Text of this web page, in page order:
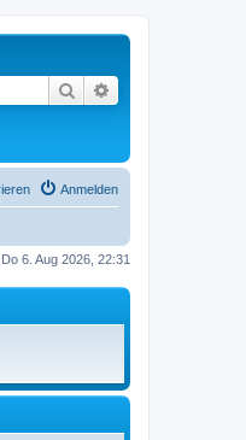
Suche
Anmelden
6. Aug 2026, 22:31